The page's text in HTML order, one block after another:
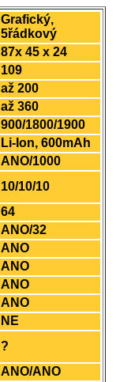
Grafický,
5řádkový
87x 45 x 24
109
až 200
až 360
900/1800/1900
Li-Ion, 600mAh
ANO/1000
10/10/10
64
ANO/32
ANO
ANO
ANO
ANO
NE
?
ANO/ANO